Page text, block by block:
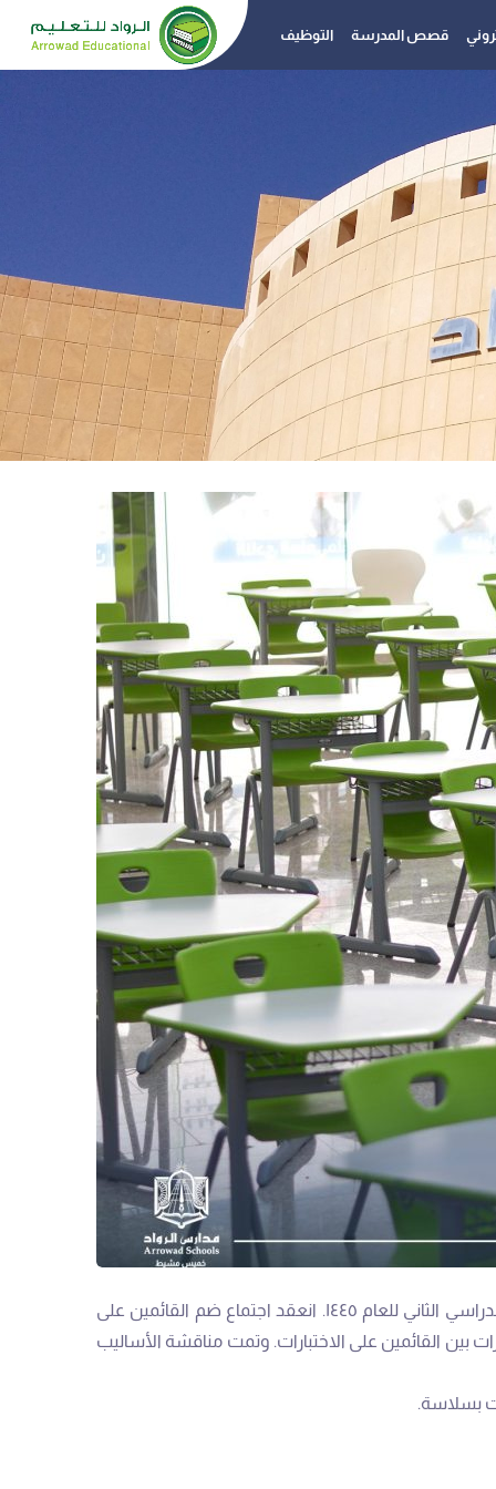
قصص المدرسة التوظيف
في خطوة تعكس التزامها بتقديم تجربة تعليمية متميزة، تستعد مدارس الرواد في خميس مشيط لاستقبال اختبارات الفصل الدراسي الثاني للعام ١٤٤٥. انعقد اجتماع ضم القائمين على
بين القائمين على الاختبارات. وتمت مناقشة الأساليب
بسلاسة.